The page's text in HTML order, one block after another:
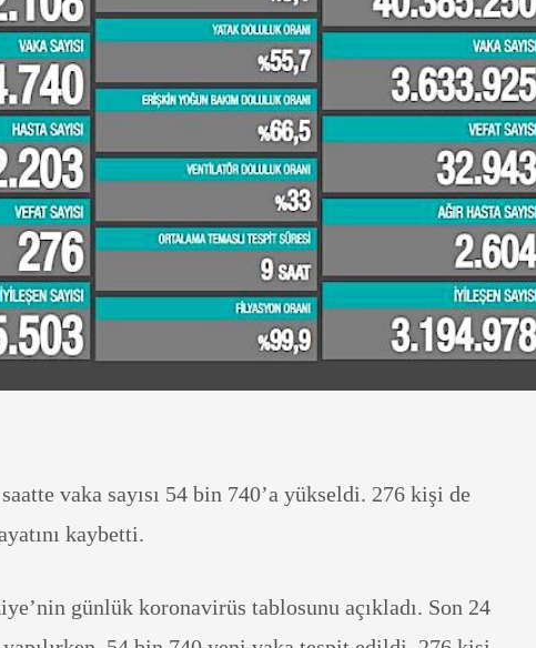
vaka sayısı 54 bin 740’a yükseldi. 276 kişi de
kaybetti.
günlük koronavirüs tablosunu açıkladı. Son 24